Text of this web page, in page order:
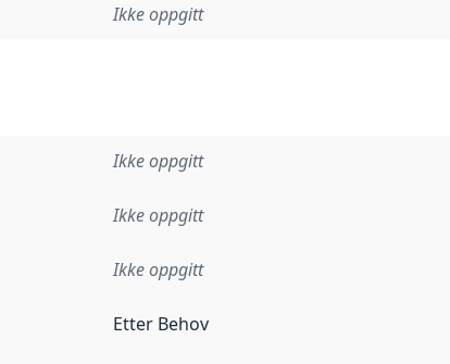
Ikke oppgitt
Ikke oppgitt
Ikke oppgitt
Ikke oppgitt
Etter Behov